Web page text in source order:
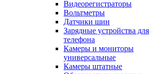
Видеорегистраторы
Вольтметры
Датчики шин
Зарядные устройства для
телефона
Камеры и мониторы
универсальные
Камеры штатные